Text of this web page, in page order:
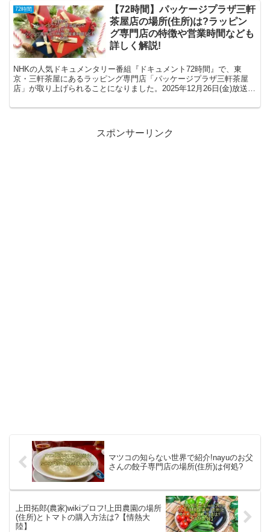
72時間
【72時間】パッケージプラザ三軒
茶屋店の場所(住所)は?ラッピン
グ専門店の特徴や営業時間なども
詳しく解説!
NHKの人気ドキュメンタリー番組『ドキュメント72時間』で、東
京・三軒茶屋にあるラッピング専門店「パッケージプラザ三軒茶屋
店」が取り上げられることになりました。2025年12月26日(金)放送予
スポンサーリンク
マツコの知らない世界で紹介!nayuのお父
さんの餃子専門店の場所(住所)は何処?
上田拓郎(農家)wikiプロフ!上田農園の場所
(住所)とトマトの購入方法は?【情熱大
陸】